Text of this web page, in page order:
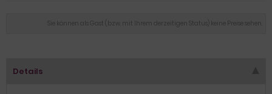
Sie können als Gast (bzw. mit Ihrem derzeitigen Status) keine Preise sehen.
Details